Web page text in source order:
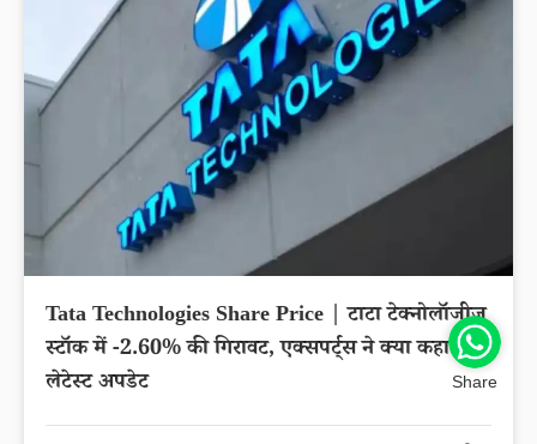
Tata Technologies Share Price | टाटा टेक्नोलॉजीज
स्टॉक में -2.60% की गिरावट, एक्सपर्ट्स ने क्या कहा?
लेटेस्ट अपडेट
Share